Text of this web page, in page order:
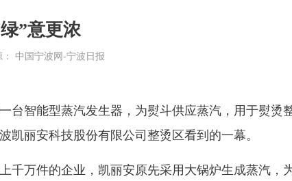
”意更浓
中国宁波网-宁波日报
智能型蒸汽发生器，为熨斗供应蒸汽，用于熨烫整
凯丽安科技股份有限公司整烫区看到的一幕。
万件的企业，凯丽安原先采用大锅炉生成蒸汽，